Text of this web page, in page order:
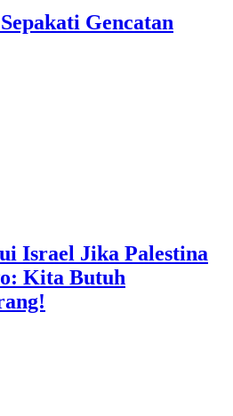
Gencatan
Israel Jika Palestina
Kita Butuh